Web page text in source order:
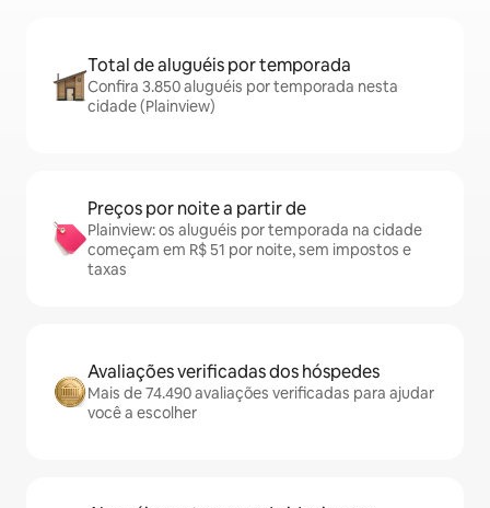
Total de aluguéis por temporada
Confira 3.850 aluguéis por temporada nesta
cidade (Plainview)
Preços por noite a partir de
Plainview: os aluguéis por temporada na cidade
começam em R$ 51 por noite, sem impostos e
taxas
Avaliações verificadas dos hóspedes
Mais de 74.490 avaliações verificadas para ajudar
você a escolher